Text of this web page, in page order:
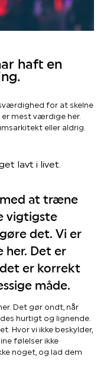
haft en
for at skelne
mest værdige her.
eller aldrig.
lavt i livet.
med at træne
vigtigste
det. Vi er
her. Det er
er korrekt
måde.
Det gør ondt, når
hurtigt og lignende.
Hvor vi ikke beskylder,
følelser ikke
noget, og lad dem